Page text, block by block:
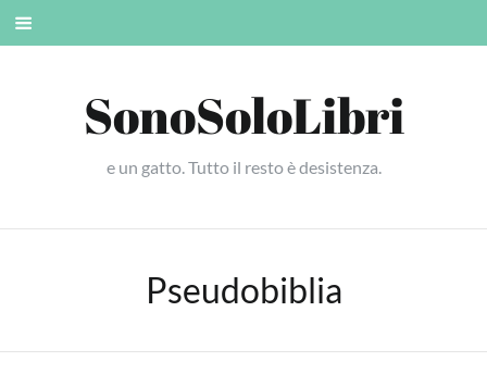
Skip
SonoSoloLibri
e un gatto. Tutto il resto è desistenza.
Pseudobiblia